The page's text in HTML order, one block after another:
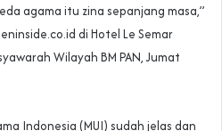
agama itu zina sepanjang masa,”
di Hotel Le Semar
Wilayah BM PAN, Jumat
Indonesia (MUI) sudah jelas dan